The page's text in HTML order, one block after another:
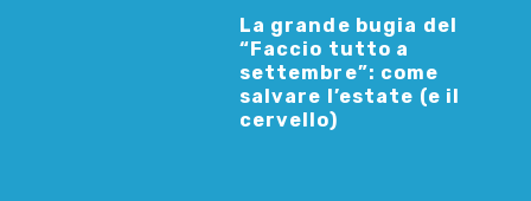
La grande bugia del
“Faccio tutto a
settembre”: come
salvare l’estate (e il
cervello)